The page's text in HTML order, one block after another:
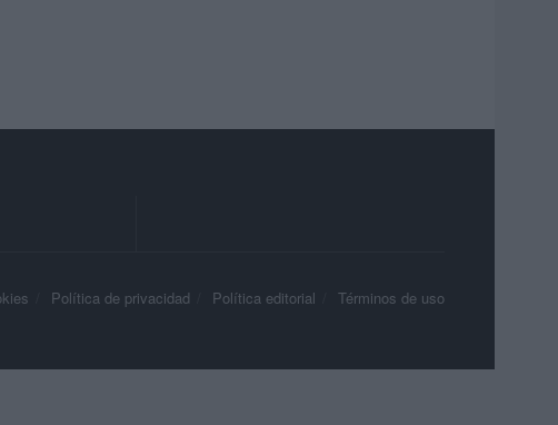
Política de privacidad Política editorial Términos de uso